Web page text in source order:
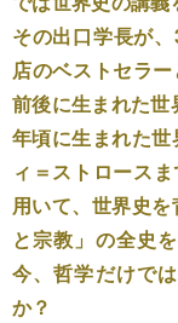
その出口学長が
店のベストセラ
前後に生まれた
年頃に生まれた
ィ＝ストロース
用いて、世界史
と宗教」の全史
今、哲学だけで
か？